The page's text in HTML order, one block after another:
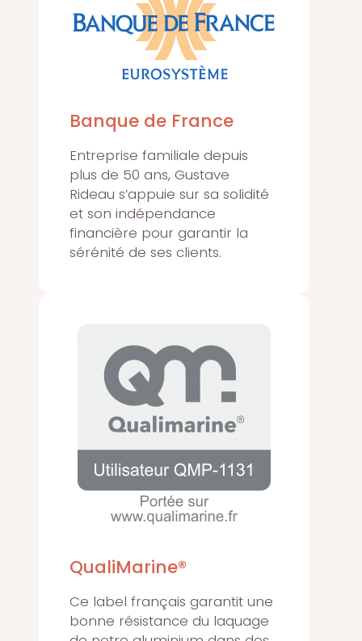
Banque de France
Entreprise familiale depuis
plus de 50 ans, Gustave
Rideau s’appuie sur sa solidité
et son indépendance
financière pour garantir la
sérénité de ses clients.
QualiMarine®
Ce label français garantit une
bonne résistance du laquage